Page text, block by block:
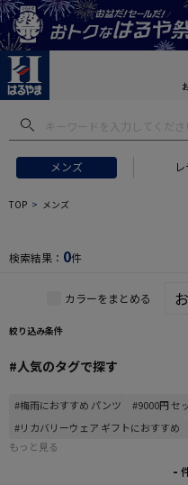
メンズ
フトにおすすめ #セットアッ
TOP メンズ
検索結果： 0件
カラーをまとめる
絞り込み条件
#人気のタグで探す
#梅雨におすすめ パンツ
#9000円 セ
#リカバリーウェア ギフトにおすすめ
もっと見る
-